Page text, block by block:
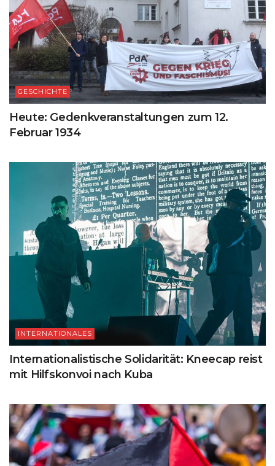
GESCHICHTE
Heute: Gedenkveranstaltungen zum 12.
Februar 1934
INTERNATIONALES
Internationalistische Solidarität: Kneecap reist
mit Hilfskonvoi nach Kuba